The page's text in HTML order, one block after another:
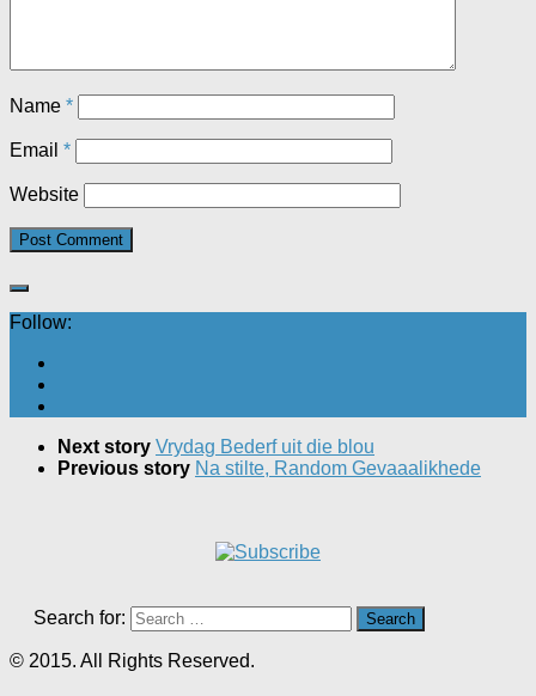
Name *
Email *
Website
Follow:
Next story Vrydag Bederf uit die blou
Previous story Na stilte, Random Gevaaalikhede
Search for:
© 2015. All Rights Reserved.